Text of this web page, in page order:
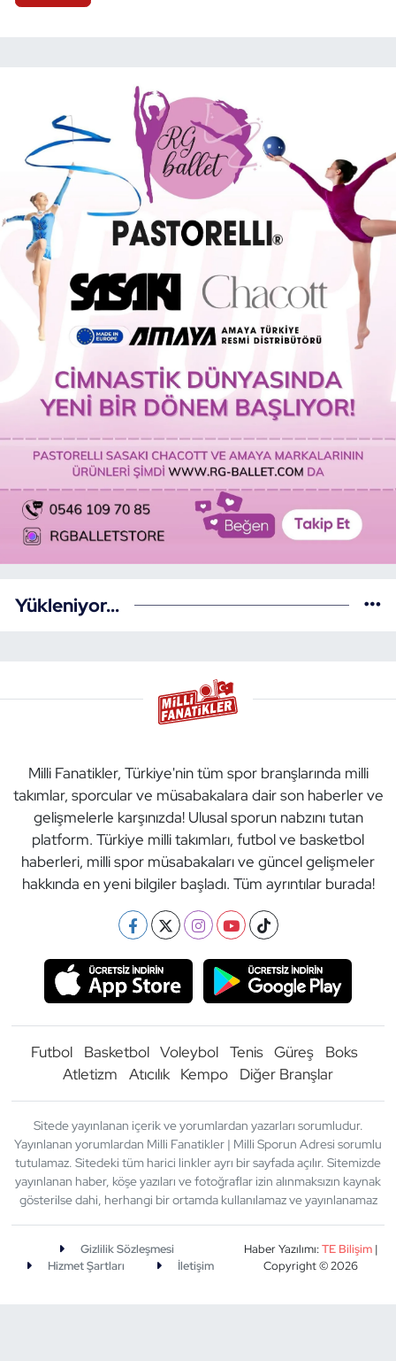
Yükleniyor...
Milli Fanatikler, Türkiye'nin tüm spor branşlarında milli
takımlar, sporcular ve müsabakalara dair son haberler ve
gelişmelerle karşınızda! Ulusal sporun nabzını tutan
platform. Türkiye milli takımları, futbol ve basketbol
haberleri, milli spor müsabakaları ve güncel gelişmeler
hakkında en yeni bilgiler başladı. Tüm ayrıntılar burada!
Futbol Basketbol Voleybol Tenis Güreş
Boks
Atletizm
Atıcılık Kempo Diğer Branşlar
Sitede yayınlanan içerik ve yorumlardan yazarları sorumludur.
Yayınlanan yorumlardan Milli Fanatikler | Milli Sporun Adresi sorumlu
tutulamaz. Sitedeki tüm harici linkler ayrı bir sayfada açılır. Sitemizde
yayınlanan haber, köşe yazıları ve fotoğraflar izin alınmaksızın kaynak
gösterilse dahi, herhangi bir ortamda kullanılamaz ve yayınlanamaz
Gizlilik Sözleşmesi
Hizmet Şartları
İletişim
Haber Yazılımı:TE Bilişim|
Copyright © 2026